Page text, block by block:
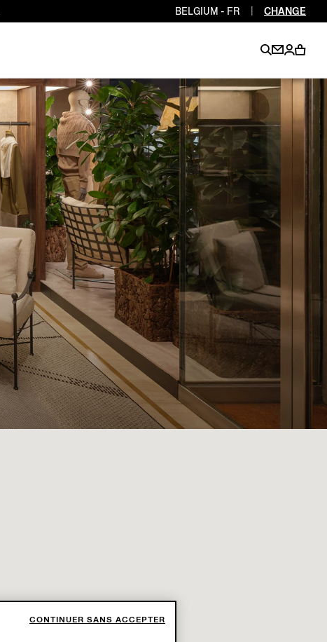
EN
EN
EN
DE
BELGIUM - FR CHANGE
CONTINUER SANS ACCEPTER